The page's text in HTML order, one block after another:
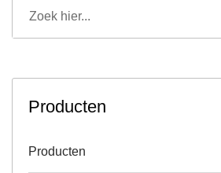
Producten
Producten